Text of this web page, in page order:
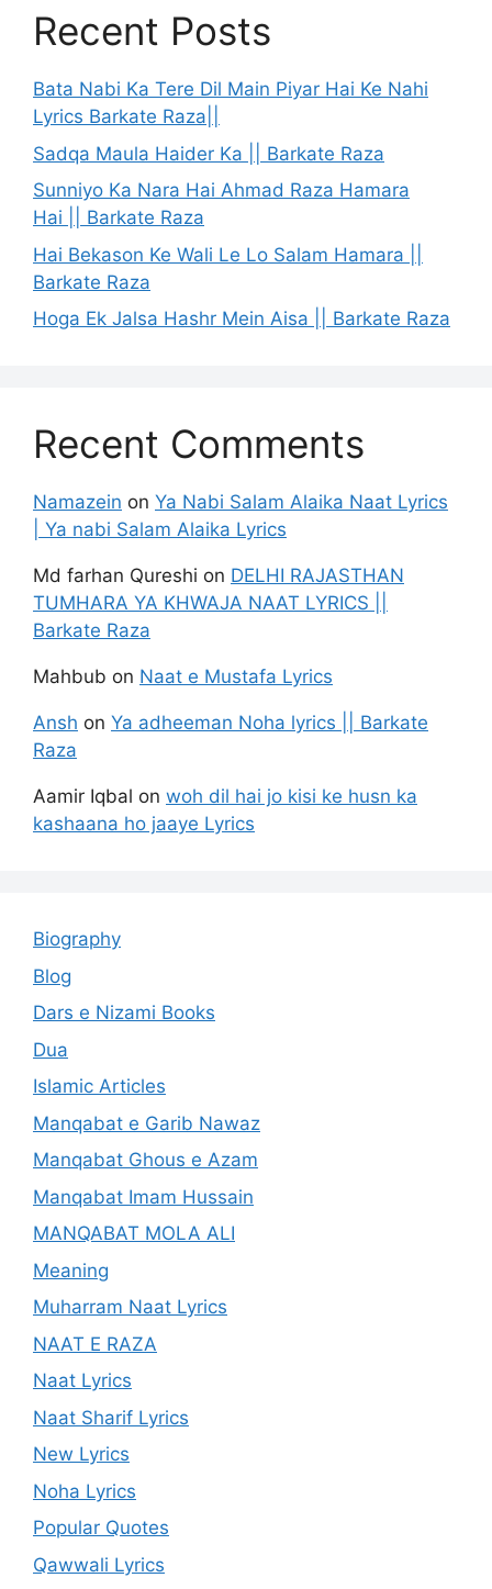
Recent Posts
Bata Nabi Ka Tere Dil Main Piyar Hai Ke Nahi
Lyrics Barkate Raza||
Sadqa Maula Haider Ka || Barkate Raza
Sunniyo Ka Nara Hai Ahmad Raza Hamara
Hai || Barkate Raza
Hai Bekason Ke Wali Le Lo Salam Hamara ||
Barkate Raza
Hoga Ek Jalsa Hashr Mein Aisa || Barkate Raza
Recent Comments
Namazein on Ya Nabi Salam Alaika Naat Lyrics
| Ya nabi Salam Alaika Lyrics
Md farhan Qureshi on DELHI RAJASTHAN
TUMHARA YA KHWAJA NAAT LYRICS ||
Barkate Raza
Mahbub on Naat e Mustafa Lyrics
Ansh on Ya adheeman Noha lyrics || Barkate
Raza
Aamir Iqbal on woh dil hai jo kisi ke husn ka
kashaana ho jaaye Lyrics
Biography
Blog
Dars e Nizami Books
Dua
Islamic Articles
Manqabat e Garib Nawaz
Manqabat Ghous e Azam
Manqabat Imam Hussain
MANQABAT MOLA ALI
Meaning
Muharram Naat Lyrics
NAAT E RAZA
Naat Lyrics
Naat Sharif Lyrics
New Lyrics
Noha Lyrics
Popular Quotes
Qawwali Lyrics